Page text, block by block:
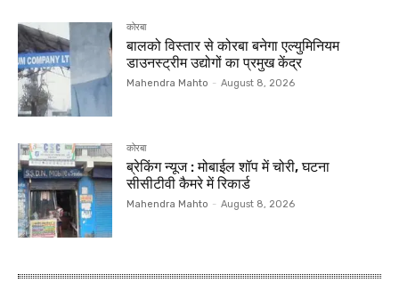
कोरबा
बालको विस्तार से कोरबा बनेगा एल्युमिनियम
डाउनस्ट्रीम उद्योगों का प्रमुख केंद्र
Mahendra Mahto - August 8, 2026
कोरबा
ब्रेकिंग न्यूज : मोबाईल शॉप में चोरी, घटना
सीसीटीवी कैमरे में रिकार्ड
Mahendra Mahto - August 8, 2026